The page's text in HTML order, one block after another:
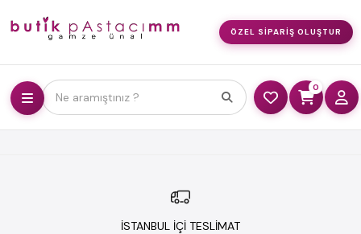
ÖZEL SIPARIŞ OLUŞTUR
Ne aramıştınız ?
0
İSTANBUL İÇİ TESLİMAT